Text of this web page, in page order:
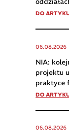
DO
06.08.2026
NIA:
projektu
praktyce
DO
06.08.2026